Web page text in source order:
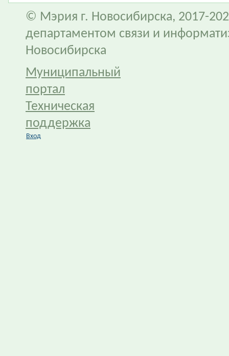
© Мэрия г. Новосибирска, 2017-
департаментом связи и
Новосибирска
Муниципальный
портал
Техническая
поддержка
Вход